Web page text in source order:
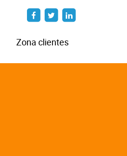
Zona clientes